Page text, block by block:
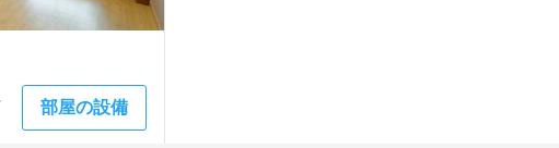
部屋の設備